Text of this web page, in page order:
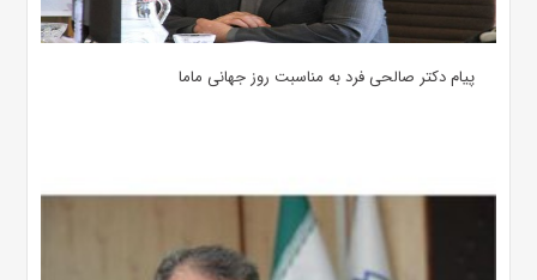
پیام دکتر صالحی فرد به مناسبت روز جهانی ماما